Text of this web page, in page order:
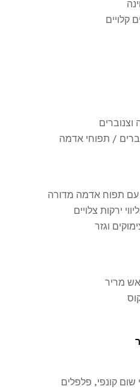
קלויים
/ תפוחי אדמה
עם תפוח אדמה מדורה
ירקות צלויים
וגזר
מריר
קונפי, פלפלים